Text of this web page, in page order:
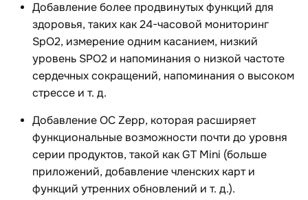
Добавление более продвинутых функций для
здоровья, таких как 24-часовой мониторинг
SpO2, измерение одним касанием, низкий
уровень SPO2 и напоминания о низкой частоте
сердечных сокращений, напоминания о высоком
стрессе и т. д.
Добавление ОС Zepp, которая расширяет
функциональные возможности почти до уровня
серии продуктов, такой как GT Mini (больше
приложений, добавление членских карт и
функций утренних обновлений и т. д.).